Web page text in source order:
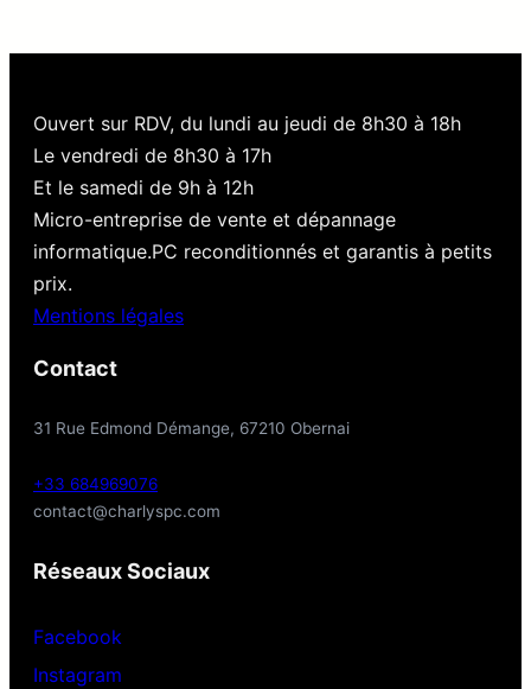
Ouvert sur RDV, du lundi au jeudi de 8h30 à 18h
Le vendredi de 8h30 à 17h
Et le samedi de 9h à 12h
Micro-entreprise de vente et dépannage
informatique.PC reconditionnés et garantis à petits
prix.
Mentions légales
Contact
31 Rue Edmond Démange, 67210 Obernai
+33 684969076
contact@charlyspc.com
Réseaux Sociaux
Facebook
Instagram